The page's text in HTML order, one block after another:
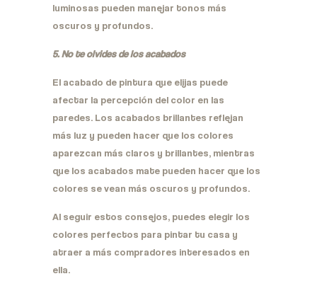
luminosas pueden manejar tonos más
oscuros y profundos.
5. No te olvides de los acabados
El acabado de pintura que elijas puede
afectar la percepción del color en las
paredes. Los acabados brillantes reflejan
más luz y pueden hacer que los colores
aparezcan más claros y brillantes, mientras
que los acabados mate pueden hacer que los
colores se vean más oscuros y profundos.
Al seguir estos consejos, puedes elegir los
colores perfectos para pintar tu casa y
atraer a más compradores interesados en
ella.